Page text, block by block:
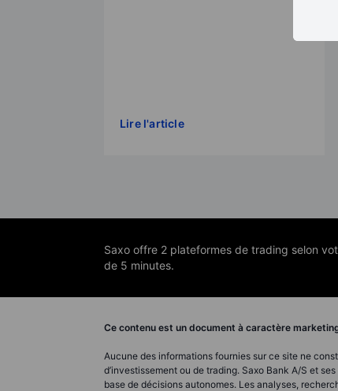
Lire l'article
Saxo offre 2 plateformes de trading selon
de 5 minutes.
Ce contenu est un document à caractère
Aucune des informations fournies sur ce site ne
d’investissement ou de trading. Saxo Bank A/S et
base de décisions autonomes. Les analyses,